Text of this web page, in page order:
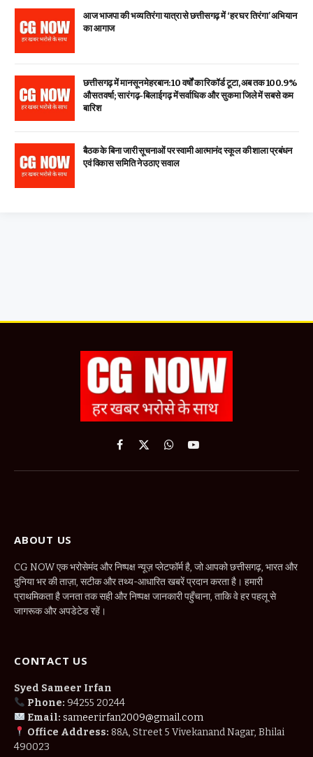
आज भाजपा की भव्य तिरंगा यात्रा से छत्तीसगढ़ में ‘हर घर तिरंगा’ अभियान
का आगाज
छत्तीसगढ़ में मानसून मेहरबान: 10 वर्षों का रिकॉर्ड टूटा, अब तक 100.9%
औसत वर्षा; सारंगढ़-बिलाईगढ़ में सर्वाधिक और सुकमा जिले में सबसे कम
बारिश
बैठक के बिना जारी सूचनाओं पर स्वामी आत्मानंद स्कूल की शाला प्रबंधन
एवं विकास समिति ने उठाए सवाल
Facebook
X
WhatsApp
YouTube
ABOUT US
CG NOW एक भरोसेमंद और निष्पक्ष न्यूज़ प्लेटफॉर्म है, जो आपको छत्तीसगढ़, भारत और
दुनिया भर की ताज़ा, सटीक और तथ्य-आधारित खबरें प्रदान करता है। हमारी
प्राथमिकता है जनता तक सही और निष्पक्ष जानकारी पहुँचाना, ताकि वे हर पहलू से
जागरूक और अपडेटेड रहें।
CONTACT US
Syed Sameer Irfan
Phone: 94255 20244
Email: sameerirfan2009@gmail.com
Office Address: 88A, Street 5 Vivekanand Nagar, Bhilai
490023